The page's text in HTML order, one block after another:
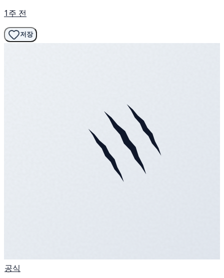
1주 전
저장
공식